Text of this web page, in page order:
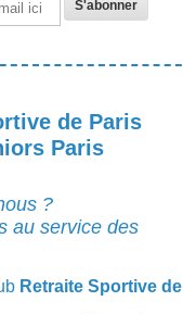
de Paris
Paris
?
au service des
Retraite Sportive de